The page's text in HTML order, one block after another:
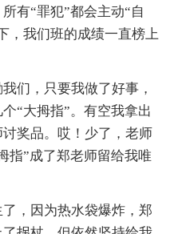
有“罪犯”都会主动“自
，我们班的成绩一直榜上
们，只要我做了好事，
“大拇指”。有空我拿出
奖品。哎！少了，老师
指”成了郑老师留给我唯
，因为热水袋爆炸，郑